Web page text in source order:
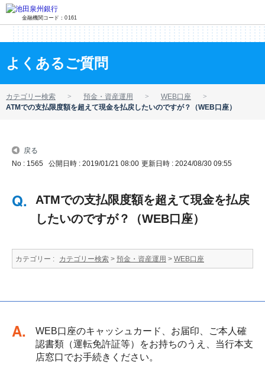
金融機関コード：0161
よくあるご質問
カテゴリー検索 預金・資産運用
WEB口座
ATMでの支払限度額を超えて現金を払戻したいのですが？（WEB口座）
戻る
No : 1565 公開日時 : 2019/01/21 08:00 更新日時 : 2024/08/30 09:55
ATMでの支払限度額を超えて現金を払戻
したいのですが？（WEB口座）
カテゴリー : カテゴリー検索 > 預金・資産運用 > WEB口座
回答
WEB口座のキャッシュカード、お届印、ご本人確
認書類（運転免許証等）をお持ちのうえ、当行本支
店窓口でお手続きください。